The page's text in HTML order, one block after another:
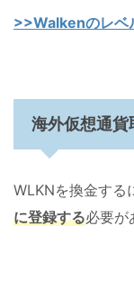
>>Walkenのレベ
海外仮想通貨
WLKNを換金する
に登録する必要が